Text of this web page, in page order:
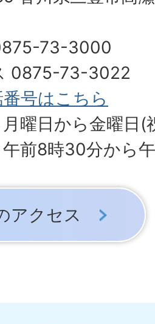
73-3000
0875-73-3022
号はこちら
曜日から金曜日(
午前8時30分から
アクセス